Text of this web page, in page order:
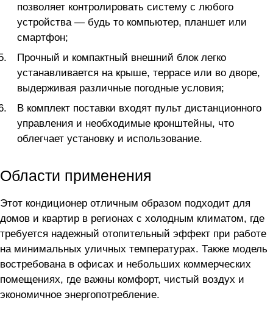
позволяет контролировать систему с любого
устройства — будь то компьютер, планшет или
смартфон;
Прочный и компактный внешний блок легко
устанавливается на крыше, террасе или во дворе,
выдерживая различные погодные условия;
В комплект поставки входят пульт дистанционного
управления и необходимые кронштейны, что
облегчает установку и использование.
Области применения
Этот кондиционер отличным образом подходит для
домов и квартир в регионах с холодным климатом, где
требуется надежный отопительный эффект при работе
на минимальных уличных температурах. Также модель
востребована в офисах и небольших коммерческих
помещениях, где важны комфорт, чистый воздух и
экономичное энергопотребление.